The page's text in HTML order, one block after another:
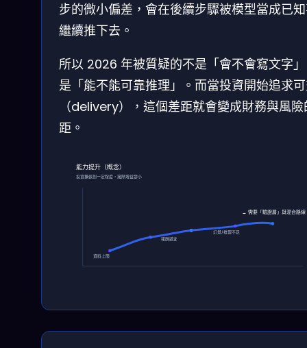
步的微小偏差，會在後續步驟被模型當成已
繼續推下去。
所以 2026 年被質疑的不是「會不會寫文字
是「能不能可靠推理」。而當投資開始追求
（delivery），這個差距就會變成財務與風
距。
能力提升（概念）
投資擴張到一定程度，邊際增益變小
資料上限
報酬遞減
幻覺/推理不足
→ 需要「驗證層」與混合路線